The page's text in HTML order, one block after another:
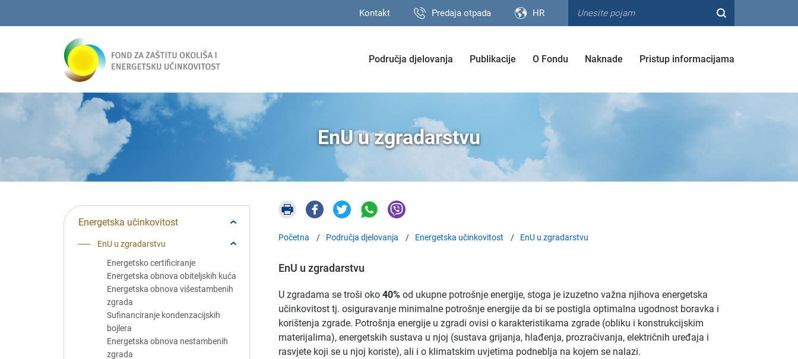
Kontakt Predaja otpada HR
Područja djelovanja Publikacije O Fondu Naknade Pristup informacijama
EnU u zgradarstvu
Energetska učinkovitost
EnU u zgradarstvu
Energetsko certificiranje
Energetska obnova obiteljskih kuća
Energetska obnova višestambenih
zgrada
Sufinanciranje kondenzacijskih
bojlera
Energetska obnova nestambenih
zgrada
Početna Područja djelovanja Energetska učinkovitost EnU u zgradarstvu
EnU u zgradarstvu
U zgradama se troši oko 40%od ukupne potrošnje energije, stoga je izuzetno važna njihova energetska
učinkovitost tj. osiguravanje minimalne potrošnje energije da bi se postigla optimalna ugodnost boravka i
korištenja zgrade. Potrošnja energije u zgradi ovisi o karakteristikama zgrade (obliku i konstrukcijskim
materijalima), energetskih sustava u njoj (sustava grijanja, hlađenja, prozračivanja, električnih uređaja i
rasvjete koji se u njoj koriste), ali i o klimatskim uvjetima podneblja na kojem se nalazi.